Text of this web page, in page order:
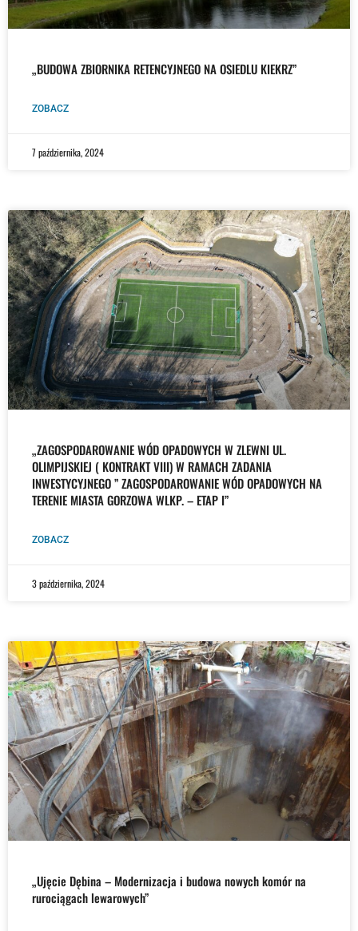
„BUDOWA ZBIORNIKA RETENCYJNEGO NA OSIEDLU KIEKRZ”
ZOBACZ
7 października, 2024
„ZAGOSPODAROWANIE WÓD OPADOWYCH W ZLEWNI UL.
OLIMPIJSKIEJ ( KONTRAKT VIII) W RAMACH ZADANIA
INWESTYCYJNEGO ” ZAGOSPODAROWANIE WÓD OPADOWYCH NA
TERENIE MIASTA GORZOWA WLKP. – ETAP I”
ZOBACZ
3 października, 2024
„Ujęcie Dębina – Modernizacja i budowa nowych komór na
rurociągach lewarowych”